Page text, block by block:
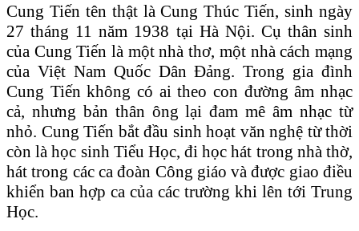
Cung Tiến tên thật là Cung Thúc Tiến, sinh ngày
27 tháng 11 năm 1938 tại Hà Nội. Cụ thân sinh
của Cung Tiến là một nhà thơ, một nhà cách mạng
của Việt Nam Quốc Dân Đảng. Trong gia đình
Cung Tiến không có ai theo con đường âm nhạc
cả, nhưng bản thân ông lại đam mê âm nhạc từ
nhỏ. Cung Tiến bắt đầu sinh hoạt văn nghệ từ thời
còn là học sinh Tiểu Học, đi học hát trong nhà thờ,
hát trong các ca đoàn Công giáo và được giao điều
khiển ban hợp ca của các trường khi lên tới Trung
Học.